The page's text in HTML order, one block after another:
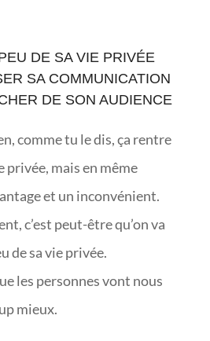
DE SA VIE PRIVÉE
SA COMMUNICATION
DE SON AUDIENCE
comme tu le dis, ça rentre
privée, mais en même
et un inconvénient.
c’est peut-être qu’on va
de sa vie privée.
les personnes vont nous
mieux.